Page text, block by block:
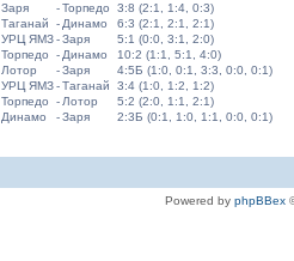
Заря -Торпедо
3:8 (2:1, 1:4, 0:3)
Таганай - Динамо
6:3 (2:1, 2:1, 2:1)
УРЦ ЯМЗ-Заря
5:1 (0:0, 3:1, 2:0)
Торпедо - Динамо
10:2 (1:1, 5:1, 4:0)
Лотор -Заря
4:5Б (1:0, 0:1, 3:3, 0:0, 0:1)
УРЦ ЯМЗ-Таганай
3:4 (1:0, 1:2, 1:2)
Торпедо - Лотор
5:2 (2:0, 1:1, 2:1)
Динамо -Заря 2:3Б (0:1, 1:0, 1:1, 0:0, 0:1)
Powered by phpBBex